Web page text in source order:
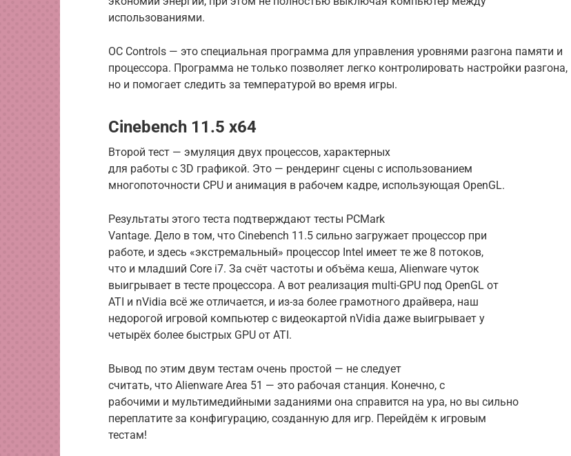
использованиями.
OC Controls — это специальная программа для управления уровнями разгона памяти и
процессора. Программа не только позволяет легко контролировать настройки разгона,
но и помогает следить за температурой во время игры.
Cinebench 11.5 x64
Второй тест — эмуляция двух процессов, характерных
для работы с 3D графикой. Это — рендеринг сцены с использованием
многопоточности CPU и анимация в рабочем кадре, использующая OpenGL.
Результаты этого теста подтверждают тесты PCMark
Vantage. Дело в том, что Cinebench 11.5 сильно загружает процессор при
работе, и здесь «экстремальный» процессор Intel имеет те же 8 потоков,
что и младший Core i7. За счёт частоты и объёма кеша, Alienware чуток
выигрывает в тесте процессора. А вот реализация multi-GPU под OpenGL от
ATI и nVidia всё же отличается, и из-за более грамотного драйвера, наш
недорогой игровой компьютер с видеокартой nVidia даже выигрывает у
четырёх более быстрых GPU от ATI.
Вывод по этим двум тестам очень простой — не следует
считать, что Alienware Area 51 — это рабочая станция. Конечно, с
рабочими и мультимедийными заданиями она справится на ура, но вы сильно
переплатите за конфигурацию, созданную для игр. Перейдём к игровым
тестам!